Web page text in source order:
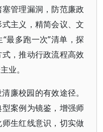
管理漏洞，防范廉政
主义，精简会议、文
最多跑一次”清单，探
，推动行政流程高效
业。
廉校园的有效途径。
案例为镜鉴，增强师
生红线意识，切实做